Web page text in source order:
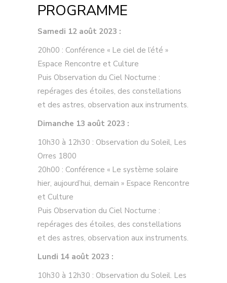
PROGRAMME
Samedi 12 août 2023 :
20h00 : Conférence « Le ciel de l’été »
Espace Rencontre et Culture
Puis Observation du Ciel Nocturne :
repérages des étoiles, des constellations
et des astres, observation aux instruments.
Dimanche 13 août 2023 :
10h30 à 12h30 : Observation du Soleil, Les
Orres 1800
20h00 : Conférence « Le système solaire
hier, aujourd’hui, demain » Espace Rencontre
et Culture
Puis Observation du Ciel Nocturne :
repérages des étoiles, des constellations
et des astres, observation aux instruments.
Lundi 14 août 2023 :
10h30 à 12h30 : Observation du Soleil. Les